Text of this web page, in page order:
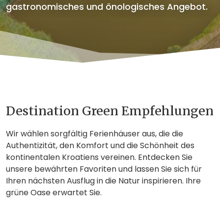
gastronomisches und önologisches Angebot.
Destination Green Empfehlungen
Wir wählen sorgfältig Ferienhäuser aus, die die
Authentizität, den Komfort und die Schönheit des
kontinentalen Kroatiens vereinen. Entdecken Sie
unsere bewährten Favoriten und lassen Sie sich für
Ihren nächsten Ausflug in die Natur inspirieren. Ihre
grüne Oase erwartet Sie.